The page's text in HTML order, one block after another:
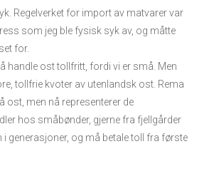
Regelverket for import av matvarer var
som jeg ble fysisk syk av, og måtte
for.
å handle ost tollfritt, fordi vi er små. Men
tollfrie kvoter av utenlandsk ost. Rema
ost, men nå representerer de
hos småbønder, gjerne fra fjellgårder
generasjoner, og må betale toll fra første